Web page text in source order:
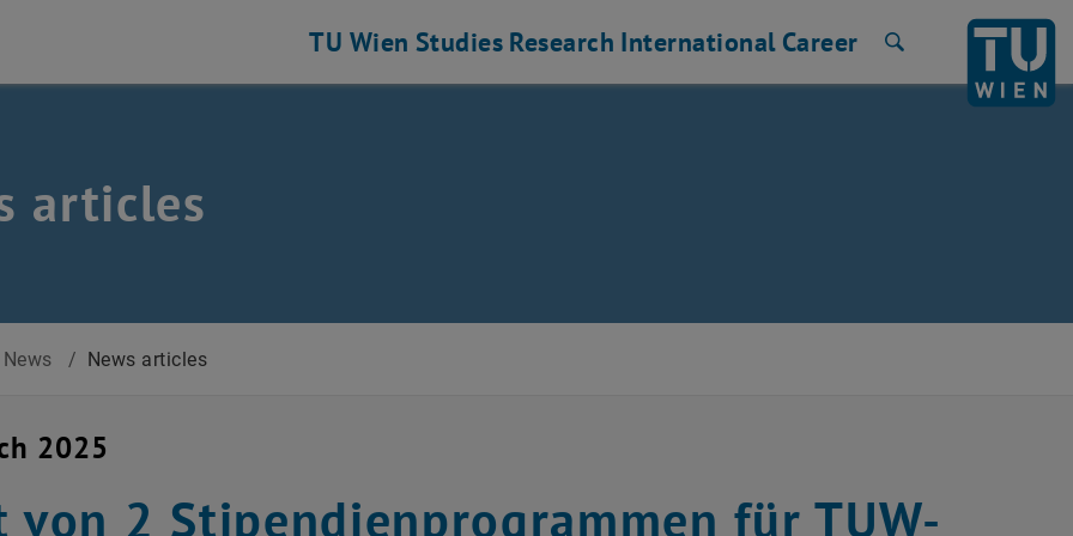
TU Wien Studies Research International Career
articles
News / News articles
2025
von 2 Stipendienprogrammen für TUW-